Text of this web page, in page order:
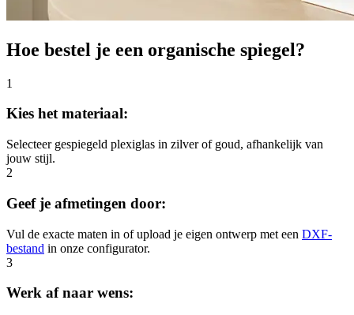
Hoe bestel je een organische spiegel?
1
Kies het materiaal:
Selecteer gespiegeld plexiglas in zilver of goud, afhankelijk van
jouw stijl.
2
Geef je afmetingen door:
Vul de exacte maten in of upload je eigen ontwerp met een DXF-
bestand in onze configurator.
3
Werk af naar wens: